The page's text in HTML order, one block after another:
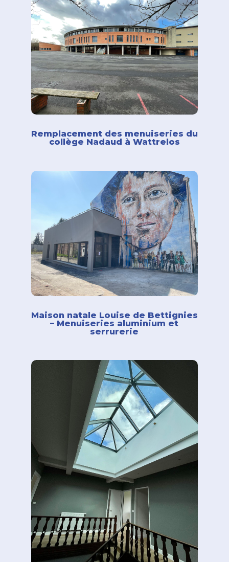
Remplacement des menuiseries du
collège Nadaud à Wattrelos
Maison natale Louise de Bettignies
– Menuiseries aluminium et
serrurerie